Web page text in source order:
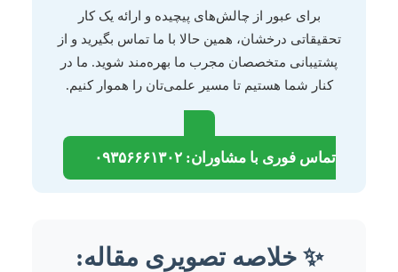
برای عبور از چالش‌های پیچیده و ارائه یک کار
تحقیقاتی درخشان، همین حالا با ما تماس بگیرید و از
پشتیبانی متخصصان مجرب ما بهره‌مند شوید. ما در
کنار شما هستیم تا مسیر علمی‌تان را هموار کنیم.
تماس فوری با مشاوران: ۰۹۳۵۶۶۶۱۳۰۲
✨ خلاصه تصویری مقاله: